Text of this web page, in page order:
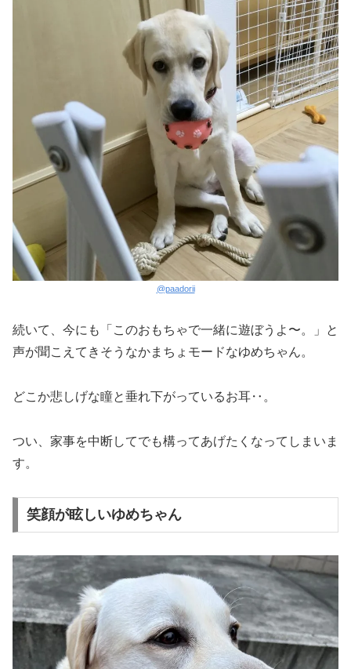
@paadorii
続いて、今にも「このおもちゃで一緒に遊ぼうよ〜。」と
声が聞こえてきそうなかまちょモードなゆめちゃん。
どこか悲しげな瞳と垂れ下がっているお耳‥。
つい、家事を中断してでも構ってあげたくなってしまいま
す。
笑顔が眩しいゆめちゃん